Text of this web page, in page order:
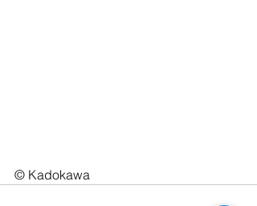
© Kadokawa